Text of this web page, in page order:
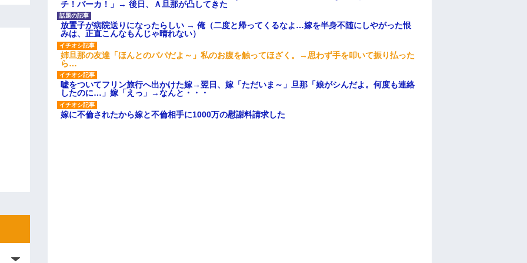
チ！バーカ！」→ 後日、Ａ旦那が凸してきた
放置子が病院送りになったらしい → 俺（二度と帰ってくるなよ…嫁を半身不随にしやがった恨
みは、正直こんなもんじゃ晴れない）
姉旦那の友達「ほんとのパパだよ～」私のお腹を触ってほざく。→思わず手を叩いて振り払った
ら…
嘘をついてフリン旅行へ出かけた嫁→翌日、嫁「ただいま～」旦那「娘がシんだよ。何度も連絡
したのに…」嫁「えっ」→なんと・・・
嫁に不倫されたから嫁と不倫相手に1000万の慰謝料請求した